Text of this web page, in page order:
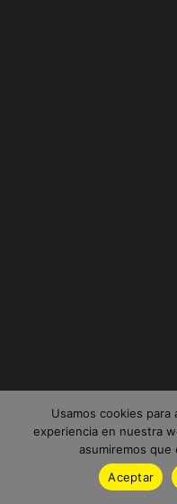
Usamos cookies
experiencia en nuestra
asumiremos que
Aceptar